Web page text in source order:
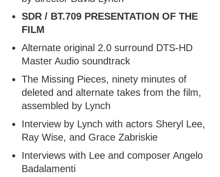
SDR / BT.709 PRESENTATION OF THE
FILM
Alternate original 2.0 surround DTS-HD
Master Audio soundtrack
The Missing Pieces, ninety minutes of
deleted and alternate takes from the film,
assembled by Lynch
Interview by Lynch with actors Sheryl Lee,
Ray Wise, and Grace Zabriskie
Interviews with Lee and composer Angelo
Badalamenti